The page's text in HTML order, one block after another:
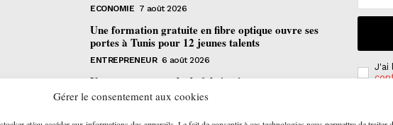
Gérer le consentement aux cookies
ECONOMIE 7 août 2026
Une formation gratuite en fibre optique ouvre ses
portes à Tunis pour 12 jeunes talents
ENTREPRENEUR 6 août 2026
Un nouveau procédé de fabrication
pharmaceutique en flux continu : quelles
J'ai